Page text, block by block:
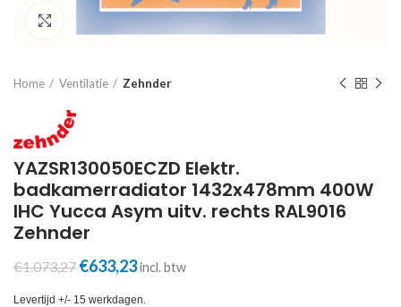
Home Ventilatie Zehnder
YAZSR130050ECZD Elektr.
badkamerradiator 1432x478mm 400W
IHC Yucca Asym uitv. rechts RAL9016
Zehnder
€1.073,27 Oorspronkelijke
was:
€633,23Huidige
is:
incl. btw
Levertijd +/- 15 werkdagen.